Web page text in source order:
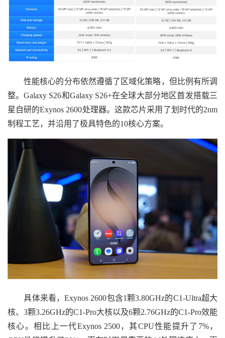
性能核心的分布依然遵循了区域化策略，但比例有所调
整。Galaxy S26和Galaxy S26+在全球大部分地区首发搭载三
星自研的Exynos 2600处理器。这款芯片采用了划时代的2nm
制程工艺，并沿用了极具特色的10核心方案。
具体来看，Exynos 2600包含1颗3.80GHz的C1-Ultra超大
核、3颗3.26GHz的C1-Pro大核以及6颗2.76GHz的C1-Pro效能
核心。相比上一代Exynos 2500，其CPU性能提升了7%，